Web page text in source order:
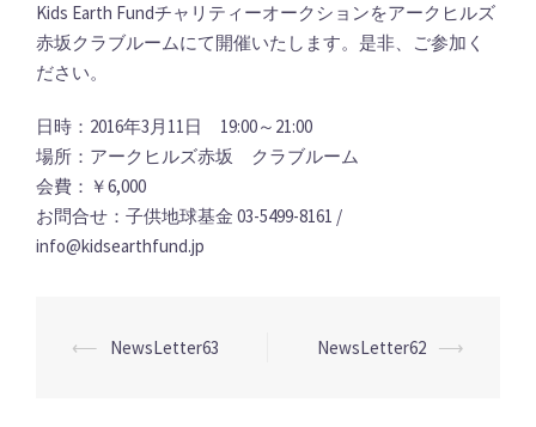
Kids Earth Fundチャリティーオークションをアークヒルズ
赤坂クラブルームにて開催いたします。是非、ご参加く
ださい。
日時：2016年3月11日 19:00～21:00
場所：アークヒルズ赤坂 クラブルーム
会費：￥6,000
お問合せ：子供地球基金 03-5499-8161 /
info@kidsearthfund.jp
投
⟵ NewsLetter63 NewsLetter62 ⟶